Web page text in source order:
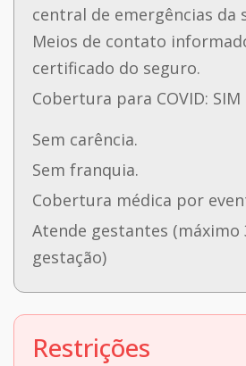
central de emergências da
Meios de contato
certificado do seguro.
Cobertura para COVID: SIM
Sem carência.
Sem franquia.
Cobertura médica por
Atende gestantes (máximo
gestação)
Restrições